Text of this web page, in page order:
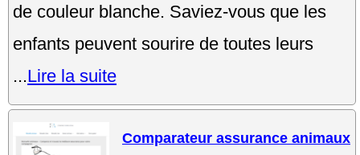
de couleur blanche. Saviez-vous que les
enfants peuvent sourire de toutes leurs
...Lire la suite
Comparateur assurance animaux